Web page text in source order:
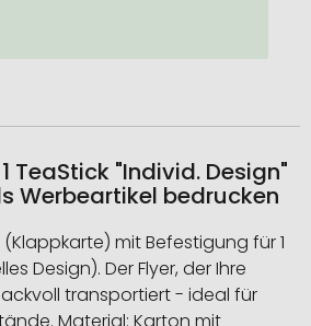
TeaStick "Individ. Design"
Werbeartikel bedrucken
mit Befestigung für 1
Design). Der Flyer, der Ihre
transportiert - ideal für